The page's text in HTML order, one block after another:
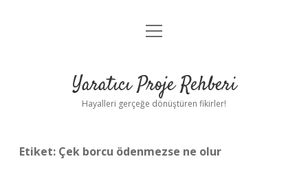
Anasayfa
Yasal Uyarı
menüyü
Yaratıcı Proje Rehberi
Hayalleri gerçeğe dönüştüren fikirler!
Etiket: Çek borcu ödenmezse ne olur